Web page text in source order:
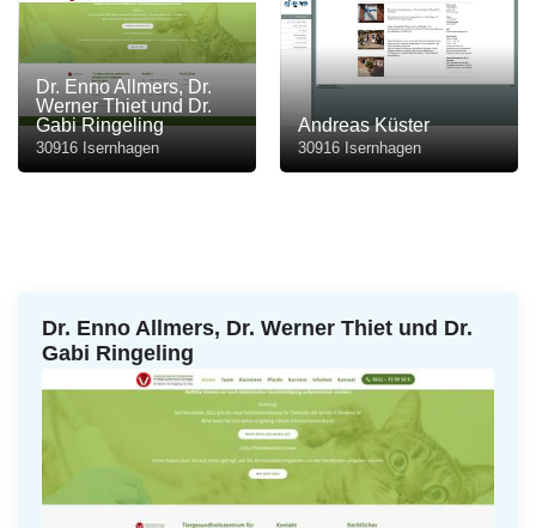
Dr. Enno Allmers, Dr.
Werner Thiet und Dr.
Gabi Ringeling
30916 Isernhagen
Andreas Küster
30916 Isernhagen
Dr. Enno Allmers, Dr. Werner Thiet und Dr.
Gabi Ringeling